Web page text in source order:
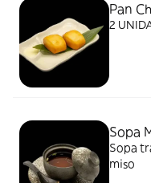
Pan
2
Sopa
Sopa
miso